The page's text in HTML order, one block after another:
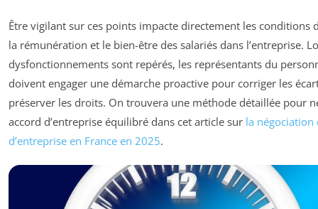
Être vigilant sur ces points impacte directement les conditions
la rémunération et le bien-être des salariés dans l’entreprise.
dysfonctionnements sont repérés, les représentants du
doivent engager une démarche proactive pour corriger les
préserver les droits. On trouvera une méthode détaillée pour
accord d’entreprise équilibré dans cet article sur la négociation
d’entreprise en France en 2025.